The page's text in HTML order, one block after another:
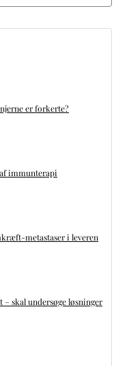
er forkerte?
immunterapi
metastaser i leveren
– skal undersøge løsninger